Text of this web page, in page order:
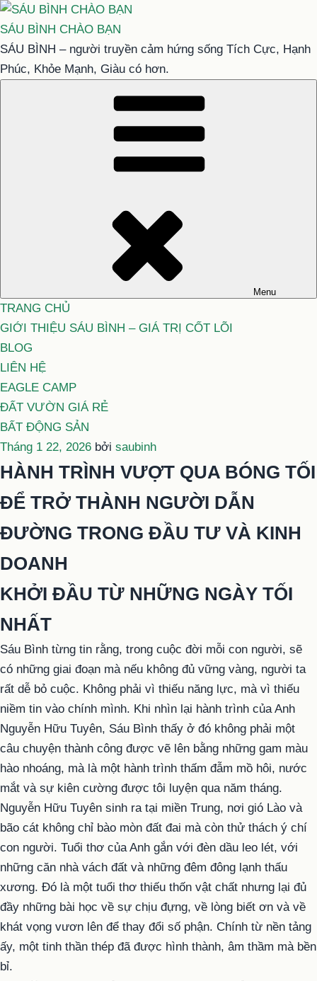
Chuyển
đến
phần
nội
SÁU BÌNH CHÀO BẠN
SÁU BÌNH – người truyền cảm hứng sống Tích Cực, Hạnh
Phúc, Khỏe Mạnh, Giàu có hơn.
Menu
TRANG CHỦ
GIỚI THIỆU SÁU BÌNH – GIÁ TRỊ CỐT LÕI
BLOG
LIÊN HỆ
EAGLE CAMP
ĐẤT VƯỜN GIÁ RẺ
BẤT ĐỘNG SẢN
Đăng
trong
Tháng 1 22, 2026 bởi saubinh
HÀNH TRÌNH VƯỢT QUA BÓNG TỐI
ĐỂ TRỞ THÀNH NGƯỜI DẪN
ĐƯỜNG TRONG ĐẦU TƯ VÀ KINH
DOANH
KHỞI ĐẦU TỪ NHỮNG NGÀY TỐI
NHẤT
Sáu Bình từng tin rằng, trong cuộc đời mỗi con người, sẽ
có những giai đoạn mà nếu không đủ vững vàng, người ta
rất dễ bỏ cuộc. Không phải vì thiếu năng lực, mà vì thiếu
niềm tin vào chính mình. Khi nhìn lại hành trình của Anh
Nguyễn Hữu Tuyên, Sáu Bình thấy ở đó không phải một
câu chuyện thành công được vẽ lên bằng những gam màu
hào nhoáng, mà là một hành trình thấm đẫm mồ hôi, nước
mắt và sự kiên cường được tôi luyện qua năm tháng.
Nguyễn Hữu Tuyên sinh ra tại miền Trung, nơi gió Lào và
bão cát không chỉ bào mòn đất đai mà còn thử thách ý chí
con người. Tuổi thơ của Anh gắn với đèn dầu leo lét, với
những căn nhà vách đất và những đêm đông lạnh thấu
xương. Đó là một tuổi thơ thiếu thốn vật chất nhưng lại đủ
đầy những bài học về sự chịu đựng, về lòng biết ơn và về
khát vọng vươn lên để thay đổi số phận. Chính từ nền tảng
ấy, một tinh thần thép đã được hình thành, âm thầm mà bền
bỉ.